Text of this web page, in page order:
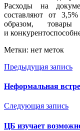
Расходы на
составляют от
образом,
и
Метки: нет меток
Предыдущая запись
Неформальная
Следующая запись
ЦБ изучает